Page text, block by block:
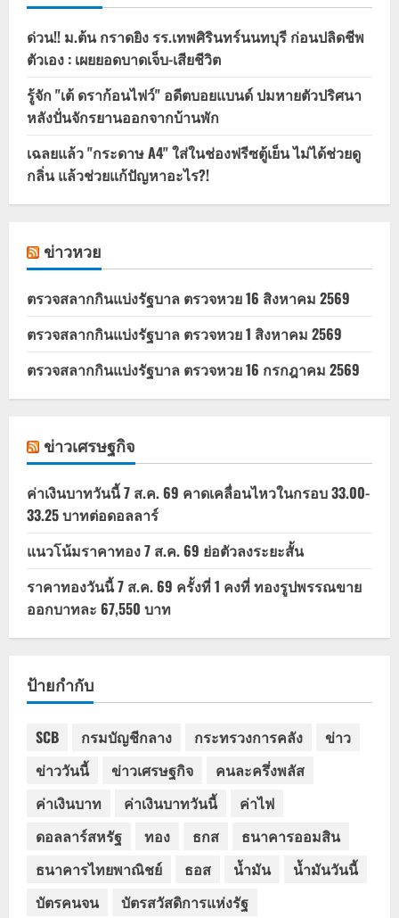
ด่วน!! ม.ต้น กราดยิง รร.เทพศิรินทร์นนทบุรี ก่อนปลิดชีพ
ตัวเอง : เผยยอดบาดเจ็บ-เสียชีวิต
รู้จัก "เต้ ดราก้อนไฟว์" อดีตบอยแบนด์ ปมหายตัวปริศนา
หลังปั่นจักรยานออกจากบ้านพัก
เฉลยแล้ว "กระดาษ A4" ใส่ในช่องฟรีซตู้เย็น ไม่ได้ช่วยดู
กลิ่น แล้วช่วยแก้ปัญหาอะไร?!
ข่าวหวย
ตรวจสลากกินแบ่งรัฐบาล ตรวจหวย 16 สิงหาคม 2569
ตรวจสลากกินแบ่งรัฐบาล ตรวจหวย 1 สิงหาคม 2569
ตรวจสลากกินแบ่งรัฐบาล ตรวจหวย 16 กรกฎาคม 2569
ข่าวเศรษฐกิจ
ค่าเงินบาทวันนี้ 7 ส.ค. 69 คาดเคลื่อนไหวในกรอบ 33.00-
33.25 บาทต่อดอลลาร์
แนวโน้มราคาทอง 7 ส.ค. 69 ย่อตัวลงระยะสั้น
ราคาทองวันนี้ 7 ส.ค. 69 ครั้งที่ 1 คงที่ ทองรูปพรรณขาย
ออกบาทละ 67,550 บาท
ป้ายกำกับ
SCB กรมบัญชีกลาง กระทรวงการคลัง
ข่าว
ข่าววันนี้
ข่าวเศรษฐกิจ
คนละครึ่งพลัส
ค่าเงินบาท
ค่าเงินบาทวันนี้
ค่าไฟ
ดอลลาร์สหรัฐ
ทอง ธกส
ธนาคารออมสิน
ธนาคารไทยพาณิชย์
ธอส น้ำมัน
น้ำมันวันนี้
บัตรคนจน
บัตรสวัสดิการแห่งรัฐ